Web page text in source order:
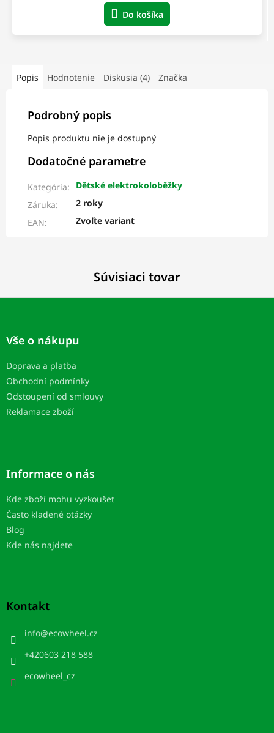
Súvisiaci tovar
Do košíka
Popis Hodnotenie Diskusia (4) Značka
Podrobný popis
Popis produktu nie je dostupný
Dodatočné parametre
Kategória:
Dětské elektrokoloběžky
Záruka:
2 roky
EAN: Zvoľte variant
Z
Vše o nákupu
Doprava a platba
Obchodní podmínky
Odstoupení od smlouvy
Reklamace zboží
Informace o nás
Kde zboží mohu vyzkoušet
Často kladené otázky
Blog
Kde nás najdete
Kontakt
info@ecowheel.cz
+420603 218 588
ecowheel_cz